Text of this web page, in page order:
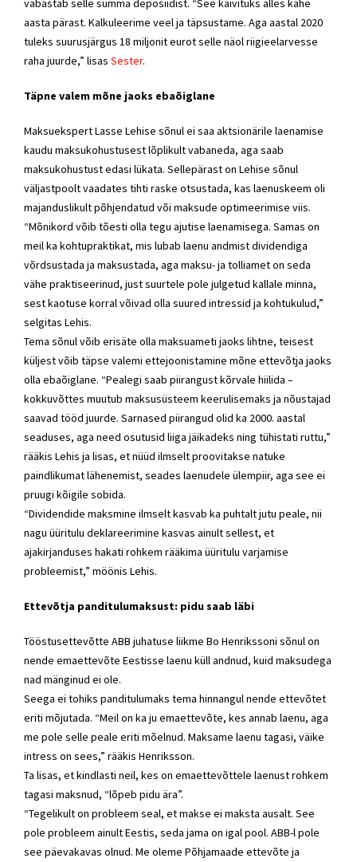
vabastab selle summa deposiidist. “See käivituks alles kahe
aasta pärast. Kalkuleerime veel ja täpsustame. Aga aastal 2020
tuleks suurusjärgus 18 miljonit eurot selle näol riigieelarvesse
raha juurde,” lisas Sester.
Täpne valem mõne jaoks ebaõiglane
Maksuekspert Lasse Lehise sõnul ei saa aktsionärile laenamise
kaudu maksukohustusest lõplikult vabaneda, aga saab
maksukohustust edasi lükata. Sellepärast on Lehise sõnul
väljastpoolt vaadates tihti raske otsustada, kas laenuskeem oli
majanduslikult põhjendatud või maksude optimeerimise viis.
“Mõnikord võib tõesti olla tegu ajutise laenamisega. Samas on
meil ka kohtupraktikat, mis lubab laenu andmist dividendiga
võrdsustada ja maksustada, aga maksu- ja tolliamet on seda
vähe praktiseerinud, just suurtele pole julgetud kallale minna,
sest kaotuse korral võivad olla suured intressid ja kohtukulud,”
selgitas Lehis.
Tema sõnul võib erisäte olla maksuameti jaoks lihtne, teisest
küljest võib täpse valemi ettejoonistamine mõne ettevõtja jaoks
olla ebaõiglane. “Pealegi saab piirangust kõrvale hiilida –
kokkuvõttes muutub maksusüsteem keerulisemaks ja nõustajad
saavad tööd juurde. Sarnased piirangud olid ka 2000. aastal
seaduses, aga need osutusid liiga jäikadeks ning tühistati ruttu,”
rääkis Lehis ja lisas, et nüüd ilmselt proovitakse natuke
paindlikumat lähenemist, seades laenudele ülempiir, aga see ei
pruugi kõigile sobida.
“Dividendide maksmine ilmselt kasvab ka puhtalt jutu peale, nii
nagu üüritulu deklareerimine kasvas ainult sellest, et
ajakirjanduses hakati rohkem rääkima üüritulu varjamise
probleemist,” möönis Lehis.
Ettevõtja panditulumaksust: pidu saab läbi
Tööstusettevõtte ABB juhatuse liikme Bo Henrikssoni sõnul on
nende emaettevõte Eestisse laenu küll andnud, kuid maksudega
nad mänginud ei ole.
Seega ei tohiks panditulumaks tema hinnangul nende ettevõtet
eriti mõjutada. “Meil on ka ju emaettevõte, kes annab laenu, aga
me pole selle peale eriti mõelnud. Maksame laenu tagasi, väike
intress on sees,” rääkis Henriksson.
Ta lisas, et kindlasti neil, kes on emaettevõttele laenust rohkem
tagasi maksnud, “lõpeb pidu ära”.
“Tegelikult on probleem seal, et makse ei maksta ausalt. See
pole probleem ainult Eestis, seda jama on igal pool. ABB-l pole
see päevakavas olnud. Me oleme Põhjamaade ettevõte ja